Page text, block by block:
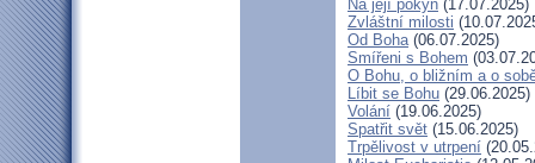
Na její pokyn (17.07.2025)
Zvláštní milosti
Od Boha(06.07.2025)
Smířeni s Bohem
O Bohu, o bližním a o
Líbit se Bohu (29.06.2025)
Volání (19.06.2025)
Spatřit svět (15.06.2025)
Trpělivost v utrpení